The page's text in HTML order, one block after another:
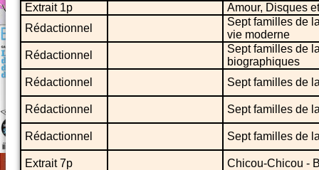
Extrait 1p
Amour, Disques
Rédactionnel
Sept familles de
vie moderne
Rédactionnel
Sept familles de
biographiques
Rédactionnel
Sept familles de
Rédactionnel Sept familles de
Rédactionnel Sept familles de
Extrait 7p
Chicou-Chicou -